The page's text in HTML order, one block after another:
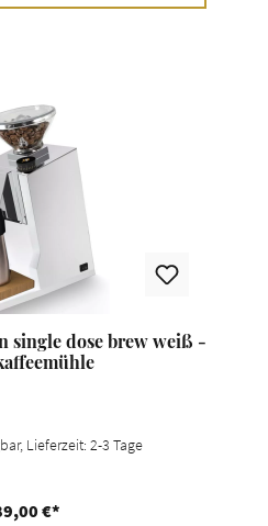
single dose brew weiß -
Lieferzeit: 2-3 Tage
€*